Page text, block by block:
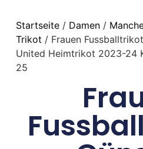
Startseite/ Damen/
Trikot / Frauen
United Heimtrikot 2023-24
25